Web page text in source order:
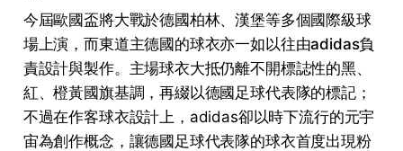
今屆歐國盃將大戰於德國柏林、漢堡等多個國際級球
場上演，而東道主德國的球衣亦一如以往由adidas負
責設計與製作。主場球衣大抵仍離不開標誌性的黑、
紅、橙黃國旗基調，再綴以德國足球代表隊的標記；
不過在作客球衣設計上，adidas卻以時下流行的元宇
宙為創作概念，讓德國足球代表隊的球衣首度出現粉